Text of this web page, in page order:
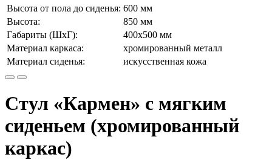
Высота от пола до сиденья: 600 мм
Высота:
850 мм
Габариты (ШхГ):
400х500 мм
Материал каркаса:
хромированный металл
Материал сиденья:
искусственная кожа
Стул «Кармен» с мягким
сиденьем (хромированный
каркас)